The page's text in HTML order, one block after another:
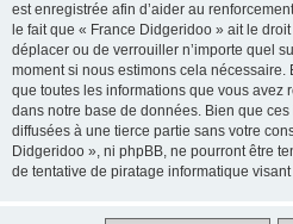
est enregistrée afin d’aider au
le fait que « France Didgeridoo » ait le
déplacer ou de verrouiller n’importe quel
moment si nous estimons cela nécessaire.
que toutes les informations que vous avez
dans notre base de données. Bien que
diffusées à une tierce partie sans votre
Didgeridoo », ni phpBB, ne pourront être
de tentative de piratage informatique